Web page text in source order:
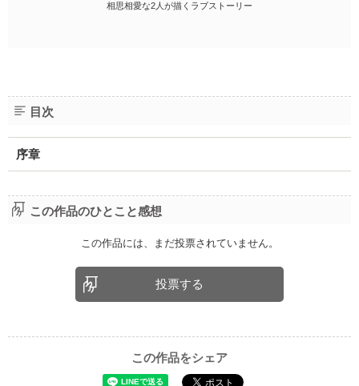
相思相愛な2人が描くラブストーリー
目次
序章
この作品のひとこと感想
この作品には、まだ投票されていません。
投票する
この作品をシェア